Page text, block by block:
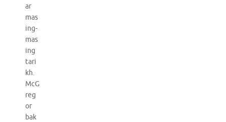
ar
mas
ing-
mas
ing
tari
kh.
McG
reg
or
bak